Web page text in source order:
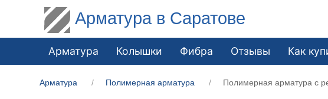
Арматура в Саратове
Арматура Колышки Фибра Отзывы Как
Арматура Полимерная арматура Полимерная арматура c